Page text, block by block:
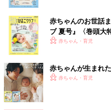
赤ちゃんのお世話
ブ 夏号』〈巻頭大
く！ おっぱい・ミ
赤ちゃん・育児
赤ちゃんが生まれ
赤ちゃん・育児